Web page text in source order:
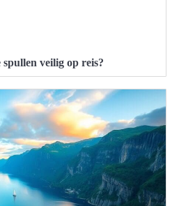
veilig op reis?